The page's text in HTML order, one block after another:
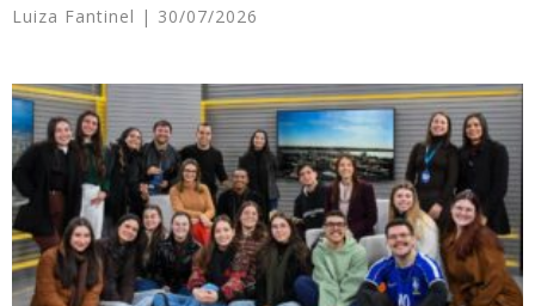
Luiza Fantinel 30/07/2026